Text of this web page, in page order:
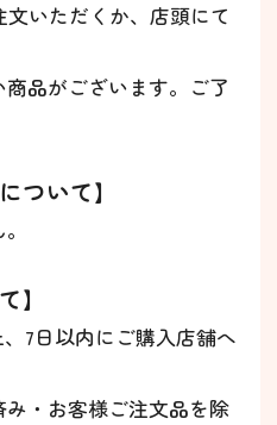
いただくか、店頭にて
品がございます。ご了
ついて】
】
7日以内にご購入店舗へ
・お客様ご注文品を除